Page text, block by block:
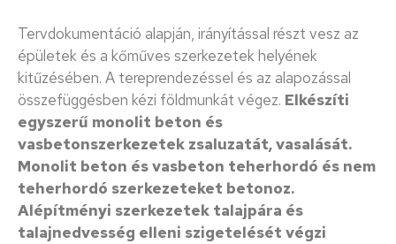
Tervdokumentáció alapján, irányítással részt vesz az
épületek és a kőműves szerkezetek helyének
kitűzésében. A tereprendezéssel és az alapozással
összefüggésben kézi földmunkát végez. Elkészíti
egyszerű monolit beton és
vasbetonszerkezetek zsaluzatát, vasalását.
Monolit beton és vasbeton teherhordó és nem
teherhordó szerkezeteket betonoz.
Alépítményi szerkezetek talajpára és
talajnedvesség elleni szigetelését végzi